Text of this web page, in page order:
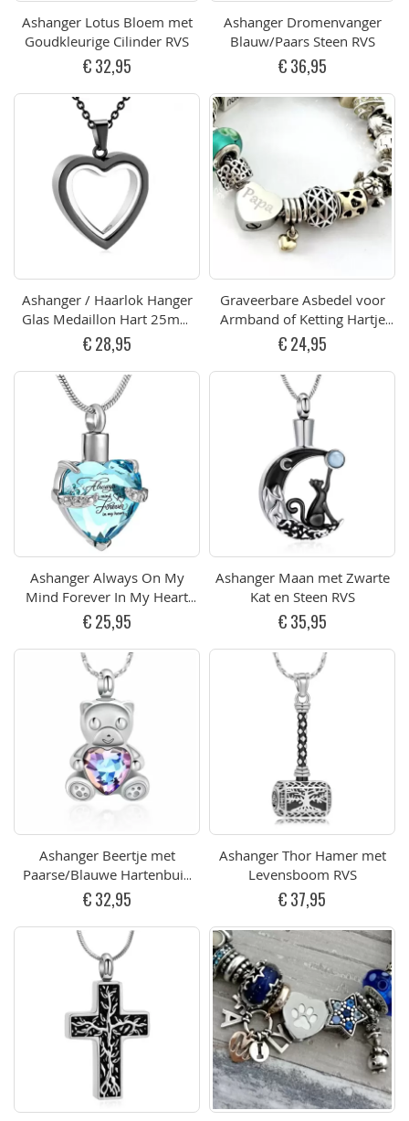
Ashanger Lotus Bloem met
Goudkleurige Cilinder RVS
€ 32,95
Ashanger Dromenvanger
Blauw/Paars Steen RVS
€ 36,95
Ashanger / Haarlok Hanger
Glas Medaillon Hart 25mm
Zwart RVS
€ 28,95
Graveerbare Asbedel voor
Armband of Ketting Hartje
14mm RVS
€ 24,95
Ashanger Always On My
Mind Forever In My Heart
Blauw RVS
€ 25,95
Ashanger Maan met Zwarte
Kat en Steen RVS
€ 35,95
Ashanger Beertje met
Paarse/Blauwe Hartenbuik
RVS
€ 32,95
Ashanger Thor Hamer met
Levensboom RVS
€ 37,95